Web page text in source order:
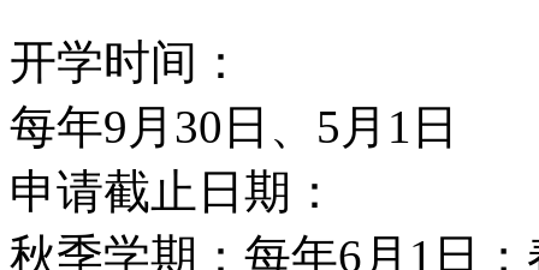
球名星Mike Schmidt、
Richard Dean Anderon．
开学时间：
每年9月30日、5月1日
申请截止日期：
秋季学期：每年6月1日